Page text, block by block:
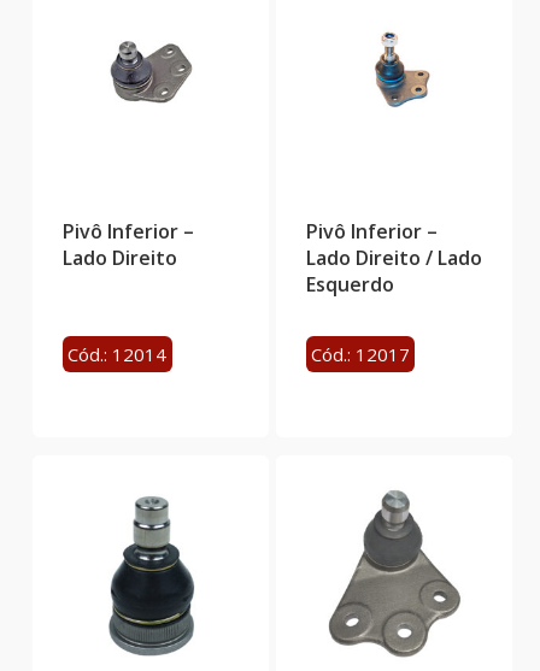
Pivô Inferior –
Lado Direito
Cód.: 12014
Pivô Inferior –
Lado Direito / Lado
Esquerdo
Cód.: 12017